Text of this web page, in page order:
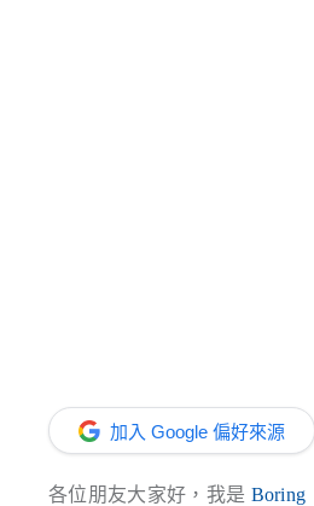
加入 Google 偏好來源
各位朋友大家好，我是 Boring